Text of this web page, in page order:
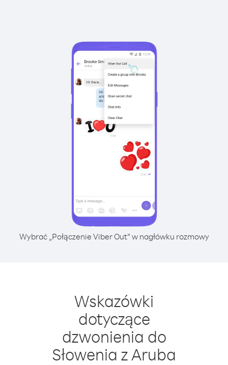
Wybrać „Połączenie Viber Out” w nagłówku rozmowy
Wskazówki
dotyczące
dzwonienia do
Słowenia z Aruba